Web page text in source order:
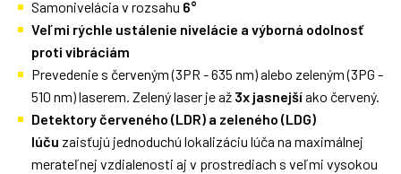
Samonivelácia v rozsahu 6°
Veľmi rýchle ustálenie nivelácie a výborná odolnosť
proti vibráciám
Prevedenie s červeným (3PR - 635 nm) alebo zeleným (3PG -
510 nm) laserem. Zelený laser je až 3x jasnejšíako červený.
Detektory červeného (LDR) a zeleného (LDG)
lúču zaisťujú jednoduchú lokalizáciu lúča na maximálnej
merateľnej vzdialenosti aj v prostrediach s veľmi vysokou